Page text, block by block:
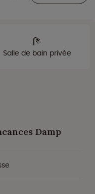
Salle de bain privée
Damp